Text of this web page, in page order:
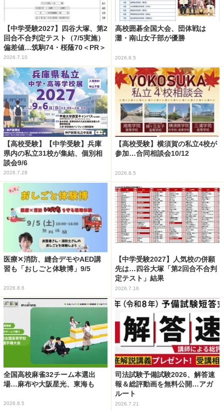
【中学受験2027】四谷大塚、第2
回合不合判定テスト（7/5実施）
偏差値…筑駒74・桜蔭70＜PR＞
2026.7.10
高校囲碁全国大会、団体戦は
灘・南山女子部が優勝
2026.8.5
【高校受験】【中学受験】兵庫
県内の私立31校が集結、個別相
談会9/6
2026.7.28
【高校受験】横須賀の私立4校が
参加…合同相談会10/12
2026.8.5
医療✕消防、縫合デモやAED講
習も「おしごと体験博」9/5
2026.8.6
【中学受験2027】人気校の併願
先は…四谷大塚「第2回合不合判
定テスト」結果
2026.7.16
全国高校麻雀32チーム本選出
場…麻布や大阪星光、東海も
2026.8.5
司法試験予備試験2026、解答速
報＆総評動画を無料公開…アガ
ルート
2026.7.21